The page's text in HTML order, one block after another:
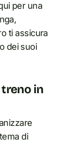
per una
ti assicura
dei suoi
in
di